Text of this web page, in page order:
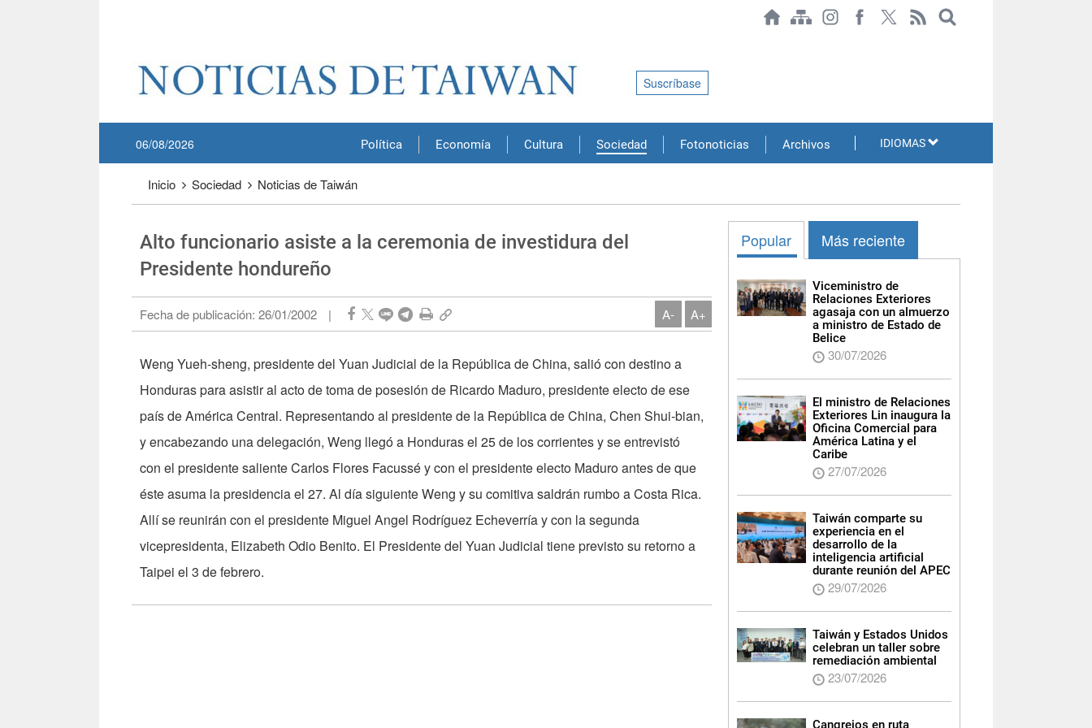
Política Economía Cultura Sociedad Fotonoticias Archivos
06/08/2026
Suscríbase
IDIOMAS
Inicio Sociedad Noticias de Taiwán
Alto funcionario asiste a la ceremonia de investidura del
Presidente hondureño
Fecha de publicación: 26/01/2002 | A- A+
Weng Yueh-sheng, presidente del Yuan Judicial de la República de China, salió con destino a
Honduras para asistir al acto de toma de posesión de Ricardo Maduro, presidente electo de ese
país de América Central. Representando al presidente de la República de China, Chen Shui-bian,
y encabezando una delegación, Weng llegó a Honduras el 25 de los corrientes y se entrevistó
con el presidente saliente Carlos Flores Facussé y con el presidente electo Maduro antes de que
éste asuma la presidencia el 27. Al día siguiente Weng y su comitiva saldrán rumbo a Costa Rica.
Allí se reunirán con el presidente Miguel Angel Rodríguez Echeverría y con la segunda
vicepresidenta, Elizabeth Odio Benito. El Presidente del Yuan Judicial tiene previsto su retorno a
Taipei el 3 de febrero.
Popular Más reciente
Viceministro de
Relaciones Exteriores
agasaja con un almuerzo
a ministro de Estado de
Belice
30/07/2026
El ministro de Relaciones
Exteriores Lin inaugura la
Oficina Comercial para
América Latina y el
Caribe
27/07/2026
Taiwán comparte su
experiencia en el
desarrollo de la
inteligencia artificial
durante reunión del APEC
29/07/2026
Taiwán y Estados Unidos
celebran un taller sobre
remediación ambiental
23/07/2026
Cangrejos en ruta